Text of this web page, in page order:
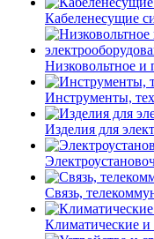
Кабеленесущие
Низковольтное и
Инструменты,
Изделия для
Связь,
Климатические